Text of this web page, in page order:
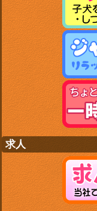
求人